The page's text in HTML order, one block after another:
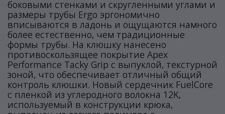
боковыми стенками и скругленными углами и
размеры трубы Ergo эргономично
вписываются в ладонь и ощущаются намного
более естественно, чем традиционные
формы трубы. На клюшку нанесено
противоскользящее покрытие Apex
Performance Tacky Grip с выпуклой, текстурной
зоной, что обеспечивает отличный общий
контроль клюшки. Новый сердечник FuelCore
с пленкой из углеродного волокна 12K,
используемый в конструкции крюка,